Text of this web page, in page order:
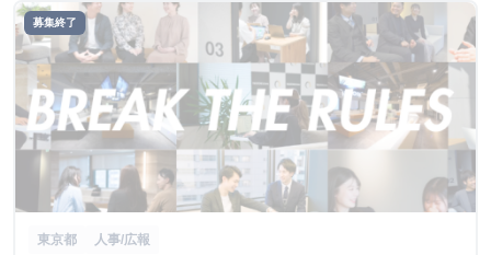
募集終了
東京都 人事/広報